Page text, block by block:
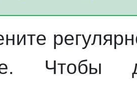
Чтобы